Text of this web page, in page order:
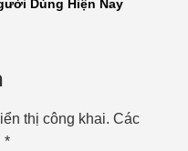
Dùng Hiện Nay
thị công khai. Các
*